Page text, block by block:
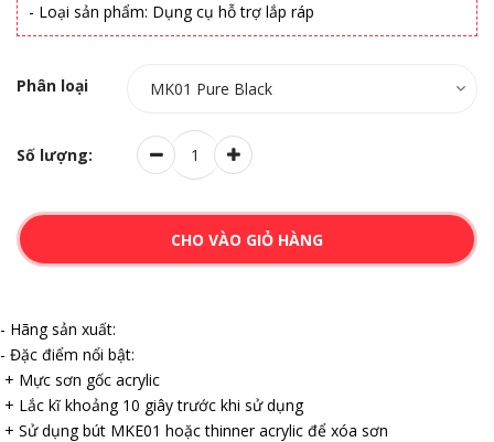
- Loại sản phẩm: Dụng cụ hỗ trợ lắp ráp
Phân loại
Số lượng:
CHO VÀO GIỎ HÀNG
- Hãng sản xuất:
- Đặc điểm nổi bật:
+ Mực sơn gốc acrylic
+ Lắc kĩ khoảng 10 giây trước khi sử dụng
+ Sử dụng bút MKE01 hoặc thinner acrylic để xóa sơn